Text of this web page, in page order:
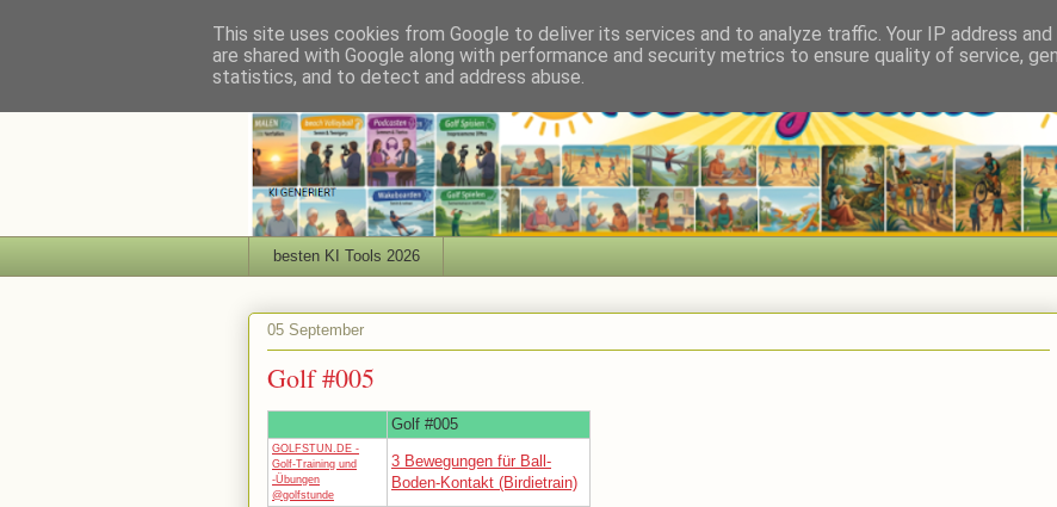
besten KI Tools 2026
05 September
Golf #005
Golf #005
GOLFSTUN.DE -
Golf-Training und
-Übungen
@golfstunde
3 Bewegungen für Ball-
Boden-Kontakt (Birdietrain)
This site uses cookies from Google to deliver its services and to analyze traffic. Your IP address
are shared with Google along with performance and security metrics to ensure quality of service,
statistics, and to detect and address abuse.